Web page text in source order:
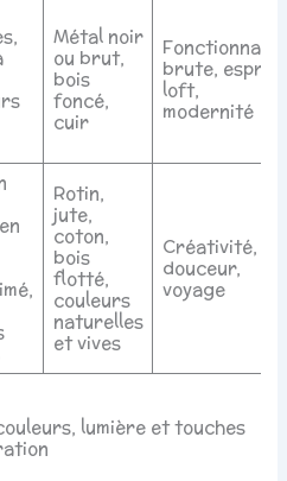
Métal noir
ou brut,
bois
foncé,
cuir
brute, esprit
loft,
modernité
Rotin,
jute,
coton,
bois
flotté,
couleurs
naturelles
et vives
Créativité,
douceur,
voyage
lumière et touches